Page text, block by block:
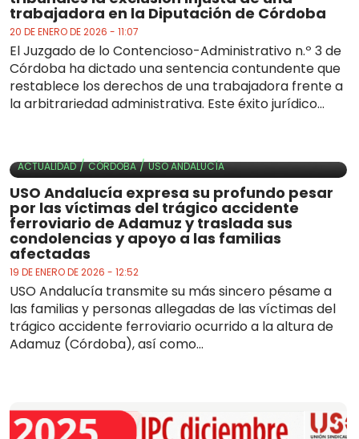
trabajadora en la Diputación de Córdoba
20 DE ENERO DE 2026 - 11:07
El Juzgado de lo Contencioso-Administrativo n.º 3 de
Córdoba ha dictado una sentencia contundente que
restablece los derechos de una trabajadora frente a
la arbitrariedad administrativa. Este éxito jurídico...
ACTUALIDAD/CÓRDOBA/USO ANDALUCÍA
USO Andalucía expresa su profundo pesar
por las víctimas del trágico accidente
ferroviario de Adamuz y traslada sus
condolencias y apoyo a las familias
afectadas
19 DE ENERO DE 2026 - 12:52
USO Andalucía transmite su más sincero pésame a
las familias y personas allegadas de las víctimas del
trágico accidente ferroviario ocurrido a la altura de
Adamuz (Córdoba), así como...